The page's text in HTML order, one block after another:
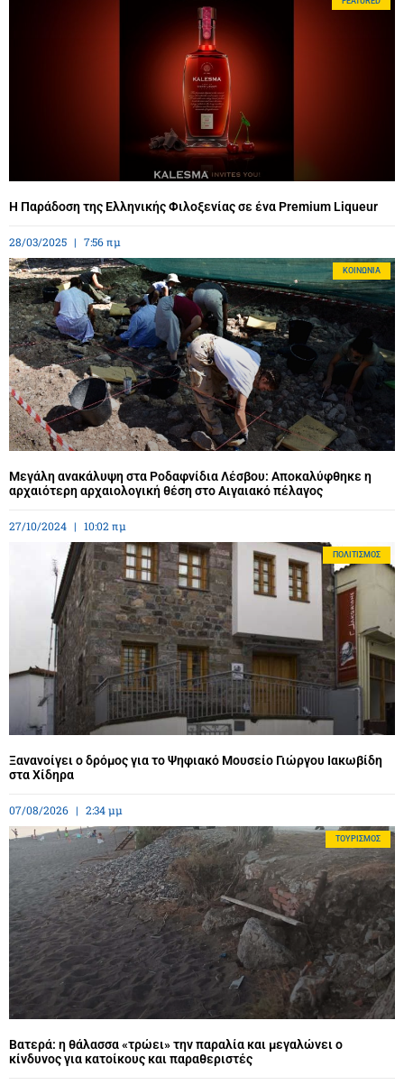
Η Παράδοση της Ελληνικής Φιλοξενίας σε ένα Premium Liqueur
28/03/2025 7:56 πμ
ΚΟΙΝΩΝΊΑ
Μεγάλη ανακάλυψη στα Ροδαφνίδια Λέσβου: Αποκαλύφθηκε η
αρχαιότερη αρχαιολογική θέση στο Αιγαιακό πέλαγος
27/10/2024 10:02 πμ
ΠΟΛΙΤΙΣΜΌΣ
Ξανανοίγει ο δρόμος για το Ψηφιακό Μουσείο Γιώργου Ιακωβίδη
στα Χίδηρα
07/08/2026 2:34 μμ
ΤΟΥΡΙΣΜΌΣ
Βατερά: η θάλασσα «τρώει» την παραλία και μεγαλώνει ο
κίνδυνος για κατοίκους και παραθεριστές